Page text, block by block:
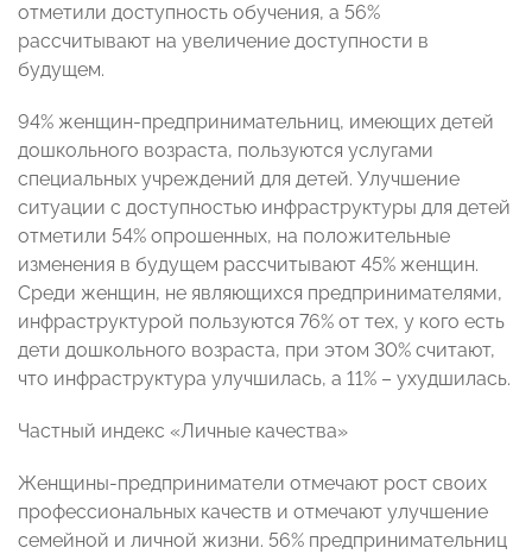
отметили доступность обучения, а 56%
рассчитывают на увеличение доступности в
будущем.
94% женщин-предпринимательниц, имеющих детей
дошкольного возраста, пользуются услугами
специальных учреждений для детей. Улучшение
ситуации с доступностью инфраструктуры для детей
отметили 54% опрошенных, на положительные
изменения в будущем рассчитывают 45% женщин.
Среди женщин, не являющихся предпринимателями,
инфраструктурой пользуются 76% от тех, у кого есть
дети дошкольного возраста, при этом 30% считают,
что инфраструктура улучшилась, а 11% – ухудшилась.
Частный индекс «Личные качества»
Женщины-предприниматели отмечают рост своих
профессиональных качеств и отмечают улучшение
семейной и личной жизни. 56% предпринимательниц